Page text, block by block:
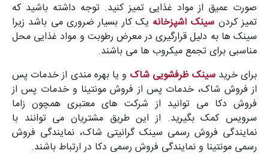
صورت عمیق از مواد غذایی تمیز کنید. توجه داشته باشید که
تمیز کردن سینک آشپزخانه یک کار بسیار ضروری می باشد زیرا
سینک ها به دلیل قرارگیری در معرض رطوبت و مواد غذایی محل
مناسبی برای تجمع میکروب ها می باشند.
برای خریدسینک ظرفشویی شاک و یا بهره مندی از خدمات پس
از فروش شاک، خدمات پس از فروش مونتینا و خدمات پس از
فروش دکا می توانید از شرکت های معتبری همچون زاما
سرویس کمک بگیرید. از این طریق مشتریان می توانند با
نمایندگی فروش رسمی سینک گرانیتی شاک، نمایندگی فروش
رسمی مونتینا و نمایندگی فروش رسمی دکا در ارتباط باشند.